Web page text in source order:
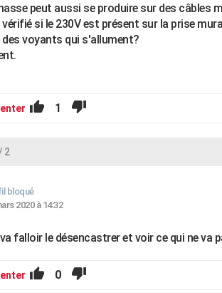
peut aussi se produire sur des câbles
si le 230V est présent sur la prise
voyants qui s'allument?
1
2
bloqué
2020 à 14:32
falloir le désencastrer et voir ce qui ne va
0